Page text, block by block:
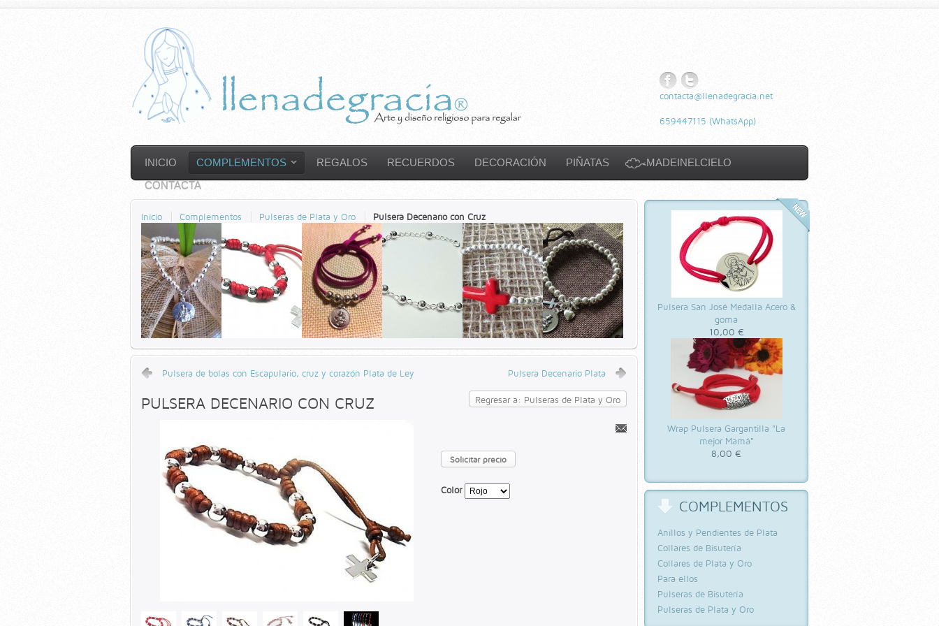
Facebook
contacta@llenadegracia.net
659447115 (WhatsApp)
INICIO COMPLEMENTOS REGALOS RECUERDOS DECORACIÓN PIÑATAS
MADEINELCIELO
CONTACTA
Inicio Complementos Pulseras de Plata y Oro Pulsera Decenario con Cruz
Pulsera de bolas con Escapulario, cruz y corazón Plata de Ley Pulsera Decenario Plata
Regresar a: Pulseras de Plata y Oro
PULSERA DECENARIO CON CRUZ
Solicitar precio
Color
Pulsera San José Medalla Acero &
goma
10,00 €
Wrap Pulsera Gargantilla "La
mejor Mamá"
8,00 €
COMPLEMENTOS
Anillos y Pendientes de Plata
Collares de Bisutería
Collares de Plata y Oro
Para ellos
Pulseras de Bisutería
Pulseras de Plata y Oro